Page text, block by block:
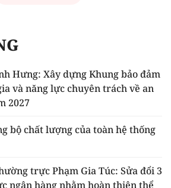
Hưng: Xây dựng Khung bảo đảm
và năng lực chuyên trách về an
2027
bộ chất lượng của toàn hệ thống
trực Phạm Gia Túc: Sửa đổi 3
ngân hàng nhằm hoàn thiện thể